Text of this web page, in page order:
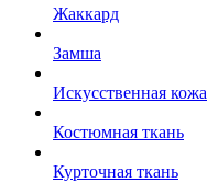
Жаккард
Замша
Искусственная кожа
Костюмная ткань
Курточная ткань